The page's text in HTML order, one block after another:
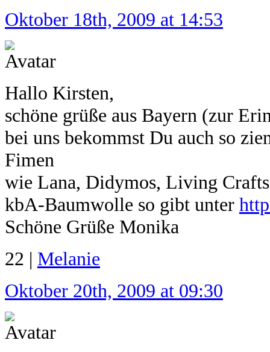
Oktober 18th, 2009 at 14:53
Hallo Kirsten,
schöne grüße aus Bayern (zur
bei uns bekommst Du auch so
Fimen
wie Lana, Didymos, Living
kbA-Baumwolle so gibt unter
Schöne Grüße Monika
22 | Melanie
Oktober 20th, 2009 at 09:30